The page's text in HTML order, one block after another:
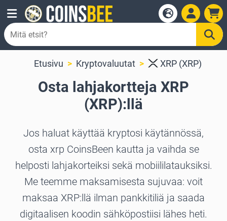
Etusivu Kryptovaluutat XRP (XRP)
Osta lahjakortteja XRP
(XRP):llä
Jos haluat käyttää kryptosi käytännössä,
osta xrp CoinsBeen kautta ja vaihda se
helposti lahjakorteiksi sekä mobiililatauksiksi.
Me teemme maksamisesta sujuvaa: voit
maksaa XRP:llä ilman pankkitiliä ja saada
digitaalisen koodin sähköpostiisi lähes heti.